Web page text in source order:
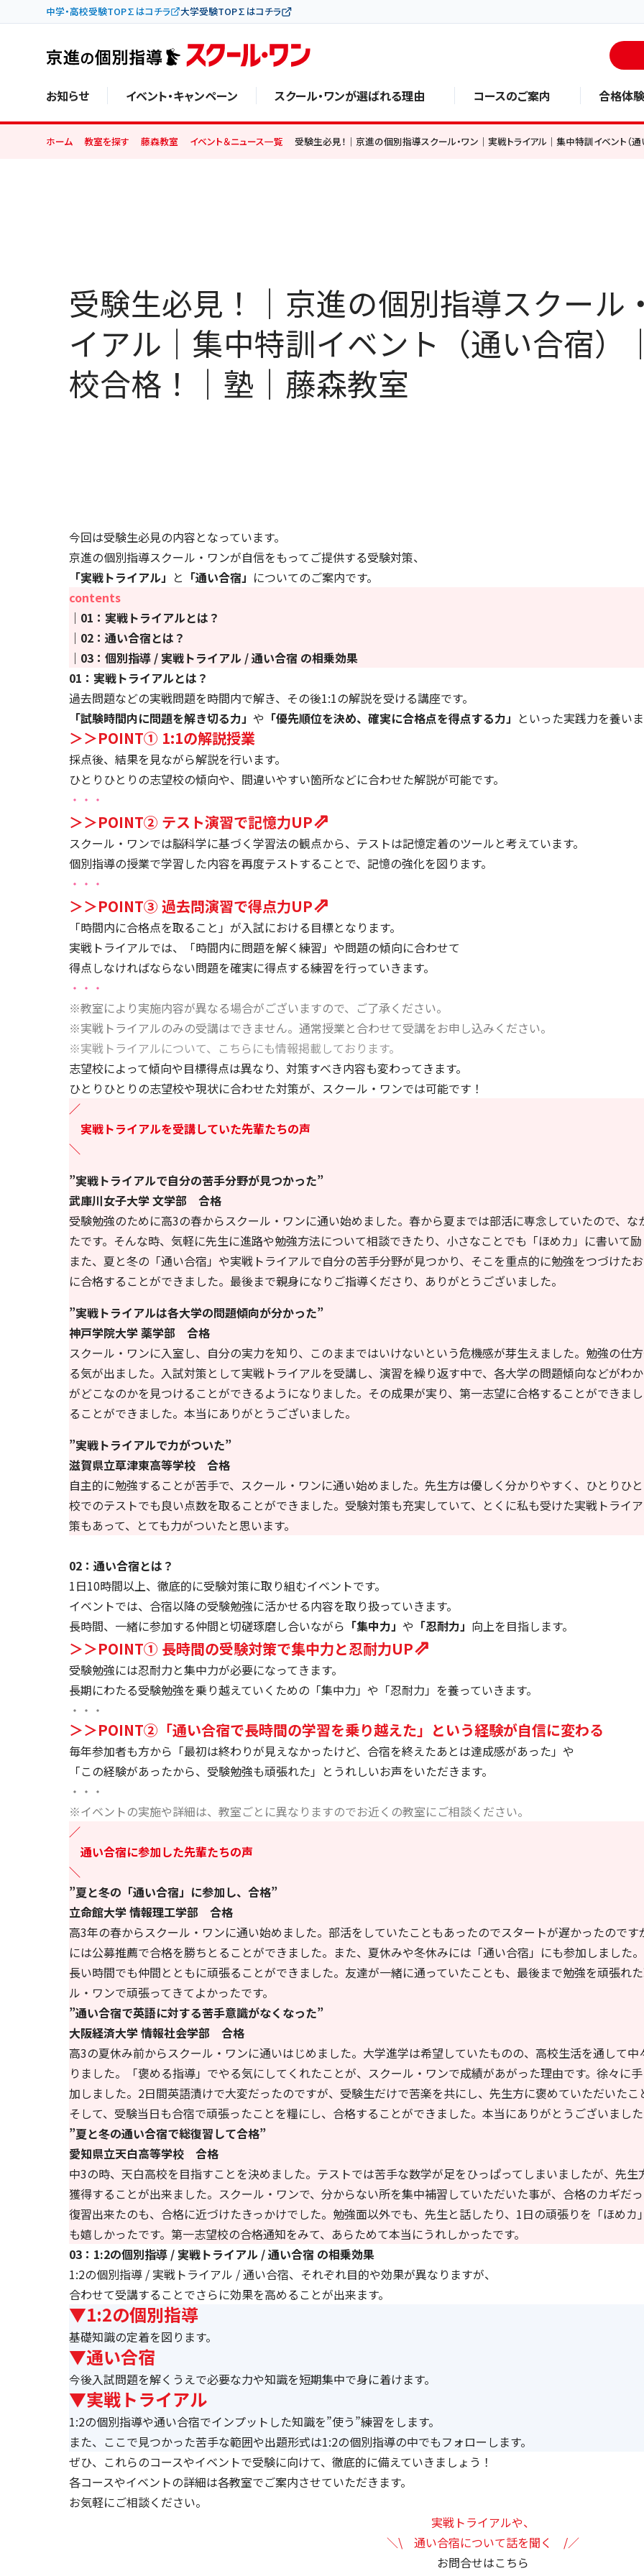
中学・高校受験TOP∑はコチラ 大学受験TOP∑はコチラ
お知らせ イベント・キャンペーン スクール・ワンが選ばれる理由 コースのご案内 合格体
ホーム 教室を探す 藤森教室 イベント＆ニュース一覧 受験生必見！｜京進の個別指導スクール・ワン｜実戦トライアル｜集中特訓イベント（
受験生必見！｜京進の個別指導スクール
イアル｜集中特訓イベント（通い合宿）
校合格！｜塾｜藤森教室
今回は受験生必見の内容となっています。
京進の個別指導スクール・ワンが自信をもってご提供する受験対策、
「実戦トライアル」 と 「通い合宿」 についてのご案内です。
contents
｜01：実戦トライアルとは？
｜02：通い合宿とは？
｜03：個別指導 / 実戦トライアル / 通い合宿 の相乗効果
01：実戦トライアルとは？
過去問題などの実戦問題を時間内で解き、その後1:1の解説を受ける講座です。
「試験時間内に問題を解き切る力」 や 「優先順位を決め、確実に合格点を得点する力」 といった実践力を養い
＞＞POINT① 1:1の解説授業
採点後、結果を見ながら解説を行います。
ひとりひとりの志望校の傾向や、間違いやすい箇所などに合わせた解説が可能です。
・・・
＞＞POINT② テスト演習で記憶力UP⇗
スクール・ワンでは脳科学に基づく学習法の観点から、テストは記憶定着のツールと考えています。
個別指導の授業で学習した内容を再度テストすることで、記憶の強化を図ります。
・・・
＞＞POINT③ 過去問演習で得点力UP⇗
「時間内に合格点を取ること」が入試における目標となります。
実戦トライアルでは、「時間内に問題を解く練習」や問題の傾向に合わせて
得点しなければならない問題を確実に得点する練習を行っていきます。
・・・
※教室により実施内容が異なる場合がございますので、ご了承ください。
※実戦トライアルのみの受講はできません。通常授業と合わせて受講をお申し込みください。
※実戦トライアルについて、 こちらにも情報掲載しております。
志望校によって傾向や目標得点は異なり、対策すべき内容も変わってきます。
ひとりひとりの志望校や現状に合わせた対策が、スクール・ワンでは可能です！
／
実戦トライアルを受講していた先輩たちの声
＼
”実戦トライアルで自分の苦手分野が見つかった”
武庫川女子大学 文学部 合格
受験勉強のために高3の春からスクール・ワンに通い始めました。春から夏までは部活に専念していたので、
たです。そんな時、気軽に先生に進路や勉強方法について相談できたり、小さなことでも「ほめカ」に書いて
また、夏と冬の「通い合宿」や実戦トライアルで自分の苦手分野が見つかり、そこを重点的に勉強をつづけた
に合格することができました。最後まで親身になりご指導くださり、ありがとうございました。
”実戦トライアルは各大学の問題傾向が分かった”
神戸学院大学 薬学部 合格
スクール・ワンに入室し、自分の実力を知り、このままではいけないという危機感が芽生えました。勉強の仕
る気が出ました。入試対策として実戦トライアルを受講し、演習を繰り返す中で、各大学の問題傾向などがわ
がどこなのかを見つけることができるようになりました。その成果が実り、第一志望に合格することができま
ることができました。本当にありがとうございました。
”実戦トライアルで力がついた”
滋賀県立草津東高等学校 合格
自主的に勉強することが苦手で、スクール・ワンに通い始めました。先生方は優しく分かりやすく、ひとりひ
校でのテストでも良い点数を取ることができました。受験対策も充実していて、とくに私も受けた実戦トライ
策もあって、とても力がついたと思います。
02：通い合宿とは？
1日10時間以上、徹底的に受験対策に取り組むイベントです。
イベントでは、合宿以降の受験勉強に活かせる内容を取り扱っていきます。
長時間、一緒に参加する仲間と切磋琢磨し合いながら 「集中力」 や 「忍耐力」 向上を目指します。
＞＞POINT① 長時間の受験対策で集中力と忍耐力UP⇗
受験勉強には忍耐力と集中力が必要になってきます。
長期にわたる受験勉強を乗り越えていくための「集中力」や「忍耐力」を養っていきます。
・・・
＞＞POINT②「通い合宿で長時間の学習を乗り越えた」という経験が自信に変わる
毎年参加者も方から「最初は終わりが見えなかったけど、合宿を終えたあとは達成感があった」や
「この経験があったから、受験勉強も頑張れた」とうれしいお声をいただきます。
・・・
※イベントの実施や詳細は、教室ごとに異なりますのでお近くの教室にご相談ください。
／
通い合宿に参加した先輩たちの声
＼
”夏と冬の「通い合宿」に参加し、合格”
立命館大学 情報理工学部 合格
高3年の春からスクール・ワンに通い始めました。部活をしていたこともあったのでスタートが遅かったので
には公募推薦で合格を勝ちとることができました。また、夏休みや冬休みには「通い合宿」にも参加しました
長い時間でも仲間とともに頑張ることができました。友達が一緒に通っていたことも、最後まで勉強を頑張れ
ル・ワンで頑張ってきてよかったです。
”通い合宿で英語に対する苦手意識がなくなった”
大阪経済大学 情報社会学部 合格
高3の夏休み前からスクール・ワンに通いはじめました。大学進学は希望していたものの、高校生活を通して
りました。「褒める指導」でやる気にしてくれたことが、スクール・ワンで成績があがった理由です。徐々に
加しました。2日間英語漬けで大変だったのですが、受験生だけで苦楽を共にし、先生方に褒めていただいた
そして、受験当日も合宿で頑張ったことを糧にし、合格することができました。本当にありがとうございまし
”夏と冬の通い合宿で総復習して合格”
愛知県立天白高等学校 合格
中3の時、天白高校を目指すことを決めました。テストでは苦手な数学が足をひっぱってしまいましたが、先
獲得することが出来ました。スクール・ワンで、分からない所を集中補習していただいた事が、合格のカギだ
復習出来たのも、合格に近づけたきっかけでした。勉強面以外でも、先生と話したり、1日の頑張りを「ほめ
も嬉しかったです。第一志望校の合格通知をみて、あらためて本当にうれしかったです。
03：1:2の個別指導 / 実戦トライアル / 通い合宿 の相乗効果
1:2の個別指導 / 実戦トライアル / 通い合宿、それぞれ目的や効果が異なりますが、
合わせて受講することでさらに効果を高めることが出来ます。
▼1:2の個別指導
基礎知識の定着を図ります。
▼通い合宿
今後入試問題を解くうえで必要な力や知識を短期集中で身に着けます。
▼実戦トライアル
1:2の個別指導や通い合宿でインプットした知識を”使う”練習をします。
また、ここで見つかった苦手な範囲や出題形式は1:2の個別指導の中でもフォローします。
ぜひ、これらのコースやイベントで受験に向けて、徹底的に備えていきましょう！
各コースやイベントの詳細は各教室でご案内させていただきます。
お気軽にご相談ください。
実戦トライアルや、
＼\ 通い合宿について話を聞く /／
お問合せはこちら